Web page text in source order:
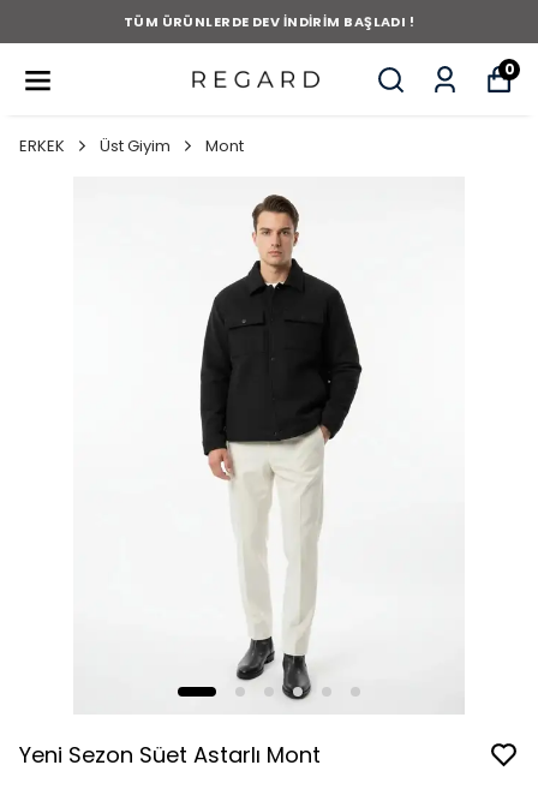
TÜM ÜRÜNLERDE DEV İNDİRİM BAŞLADI !
0
ERKEK Üst Giyim Mont
Yeni Sezon Süet Astarlı Mont